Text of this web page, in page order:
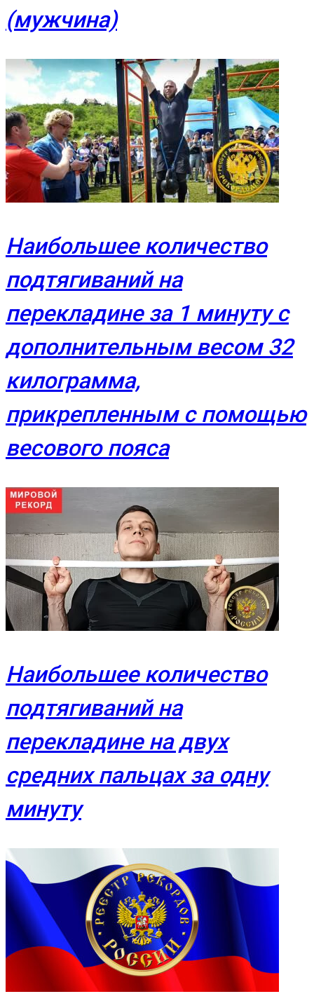
(мужчина)
Наибольшее количество
подтягиваний на
перекладине за 1 минуту с
дополнительным весом 32
килограмма,
прикрепленным с помощью
весового пояса
Наибольшее количество
подтягиваний на
перекладине на двух
средних пальцах за одну
минуту